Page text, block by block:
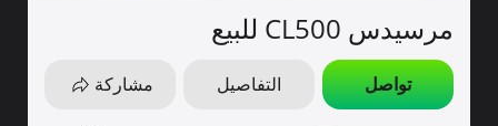
مرسيدس CL500 للبيع
تواصل التفاصيل مشاركة